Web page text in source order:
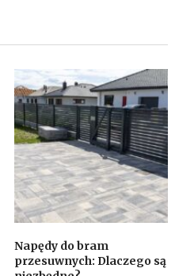
Napędy do bram
przesuwnych: Dlaczego są